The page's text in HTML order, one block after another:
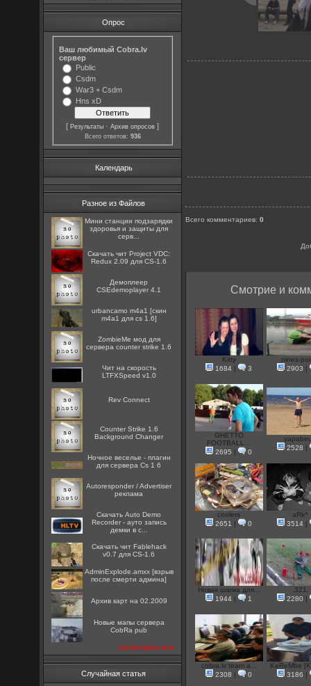
Опрос
Ваш любимый Cobra.lv
сервер
Public
Csdm
War3 + Csdm
Hns xD
[Результаты ·Архив опросов ]
Всего ответов: 936
Календарь
Разное из Файлов
Мини станции подзарядки
здоровья и защиты для
серв...
Скачать чит Project VDC:
Redux 2.09 для CS-1.6
Демоплеер
CSEdemoplayer 4.1
urbancamo m4a1 [скин
m4a1 для cs 1.6]
ZombieMe мод для
сервера counter strike 1.6
Чит на скорость
LTFXSpeed v1.0
Rev Connect
Counter Strike 1.6
Background Changer
Ночное веселье - плагин
для сервера Cs 1 6
Autoresponder / Advertiser
реклама
Скачать Auto Demo
Recorder - ауто запись
демки в c...
Скачать чит Fablehack
v0.7 для CS-1.6
AdminExplode.amxx [взрыв
после смерти админа]
Архив карт на 02.2009
Новые мапы сервера
CobRa pub
посмотреть все
Случайная статья
Всего комментариев:0
Смотрие и
Kitty
1684 | 3
nines-
2903
|
GHETTO
FOOTBALL...
2695
| 0
2528
|
coolers
2651
| 0
aRk^
3514 |
Новая шапка для...
1944 | 1
.321.
2280
|
cobra.lv team a...
2308
| 0
KeReMbe
3186
|